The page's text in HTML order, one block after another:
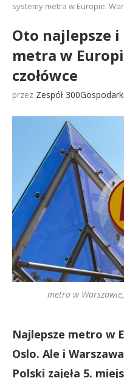
systemy metra w Europie.
Oto najlepsze
metra w
czołówce
przez Zespół 300Gospodarki
metro w
Najlepsze metro w
Oslo. Ale i
Polski zajęła 5.